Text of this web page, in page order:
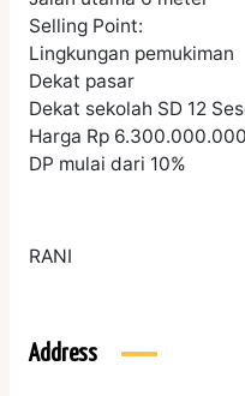
Selling Point:
Lingkungan pemukiman
Dekat pasar
Dekat sekolah SD 12
Harga Rp 6.300.000.000
DP mulai dari 10%
RANI
Address